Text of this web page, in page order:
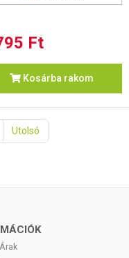
Ft
Kosárba rakom
Utolsó